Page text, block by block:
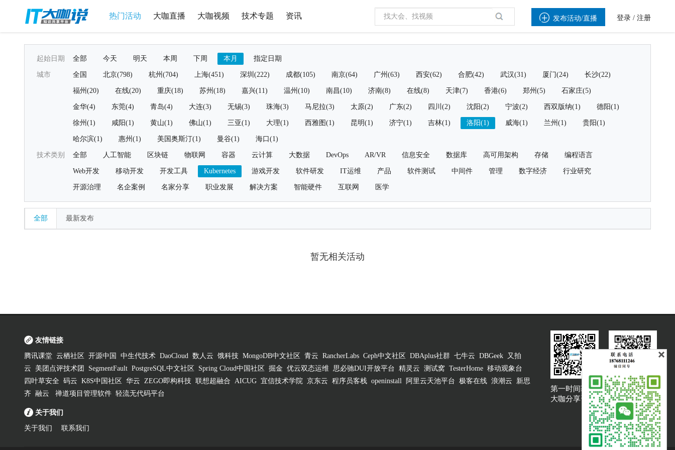
热门活动 大咖直播 大咖视频 技术专题 资讯  发布活动/直播 登录 / 注册
起始日期 全部 今天 明天 本周 下周 本月 指定日期
城市 全国 北京(798) 杭州(704) 上海(451) 深圳(222) 成都(105) 南京(64) 广州(63) 西安(62) 合肥(42) 武汉(31) 厦门(24) 长沙(22)
福州(20) 在线(20) 重庆(18) 苏州(18) 嘉兴(11) 温州(10) 南昌(10) 济南(8) 在线(8) 天津(7) 香港(6) 郑州(5) 石家庄(5)
金华(4) 东莞(4) 青岛(4) 大连(3) 无锡(3) 珠海(3) 马尼拉(3) 太原(2) 广东(2) 四川(2) 沈阳(2) 宁波(2) 西双版纳(1) 德阳(1)
徐州(1) 咸阳(1) 黄山(1) 佛山(1) 三亚(1) 大理(1) 西雅图(1) 昆明(1) 济宁(1) 吉林(1) 洛阳(1) 威海(1) 兰州(1) 贵阳(1)
哈尔滨(1) 惠州(1) 美国奥斯汀(1) 曼谷(1) 海口(1)
技术类别 全部 人工智能 区块链 物联网 容器 云计算 大数据 DevOps AR/VR 信息安全 数据库 高可用架构 存储 编程语言
Web开发 移动开发 开发工具 Kubernetes 游戏开发 软件研发 IT运维 产品 软件测试 中间件 管理 数字经济 行业研究
开源治理 名企案例 名家分享 职业发展 解决方案 智能硬件 互联网 医学
全部 最新发布
暂无相关活动
友情链接
腾讯课堂 云栖社区 开源中国 中生代技术 DaoCloud 数人云 饿科技 MongoDB中文社区 青云 RancherLabs Ceph中文社区 DBAplus社群 七牛云 DBGeek
又拍
云
美团点评技术团 SegmentFault PostgreSQL中文社区 Spring Cloud中国社区 掘金 优云双态运维 思必驰DUI开放平台 精灵云 测试窝 TesterHome 移动观象台
四叶草安全 码云 K8S中国社区 华云 ZEGO即构科技 联想超融合 AICUG 宜信技术学院 京东云 程序员客栈 openinstall 阿里云天池平台 极客在线 浪潮云
新思
齐 融云 禅道项目管理软件 轻流无代码平台
关于我们
关于我们 联系我们
第一时间获取
大咖分享资讯
大咖说吐槽客服